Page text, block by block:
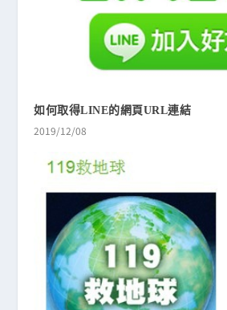
如何取得LINE的網頁URL連結
2019/12/08